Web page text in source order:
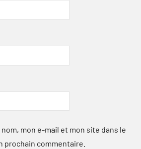
mon e-mail et mon site dans le
prochain commentaire.